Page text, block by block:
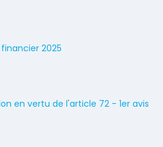
2025
en vertu de l'article 72 - 1er avis